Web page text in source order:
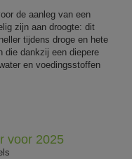
de aanleg van een
zijn aan droogte: dit
tijdens droge en hete
die dankzij een diepere
en voedingsstoffen
voor 2025